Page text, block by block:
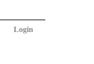
Login